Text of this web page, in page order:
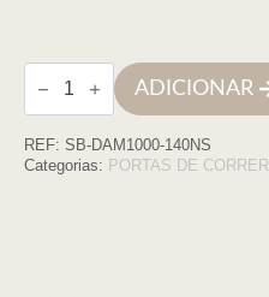
Quantidade
de
Frontal
1000,140cm
(138,5-
ADICIONAR
REF: SB-DAM1000-140NS
Categorias: PORTAS DE CORRER